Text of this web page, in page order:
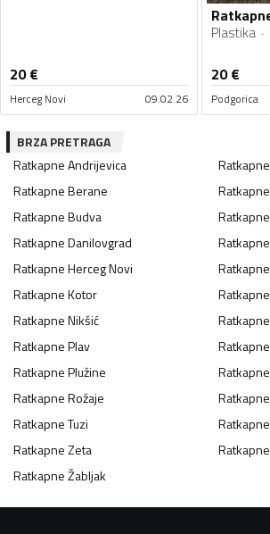
20€
Herceg Novi 09.02.26
Plastika
20€
Podgorica
BRZA PRETRAGA
RatkapneAndrijevica Ratkapne
RatkapneBerane Ratkapne
RatkapneBudva Ratkapne
RatkapneDanilovgrad Ratkapne
RatkapneHerceg Novi Ratkapne
RatkapneKotor Ratkapne
RatkapneNikšić Ratkapne
RatkapnePlav Ratkapne
RatkapnePlužine Ratkapne
RatkapneRožaje Ratkapne
RatkapneTuzi Ratkapne
RatkapneZeta Ratkapne
RatkapneŽabljak